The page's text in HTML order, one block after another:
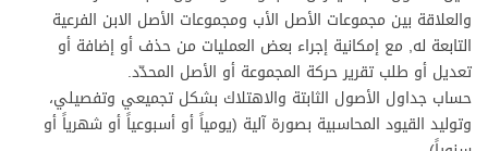
والعلاقة بين مجموعات الأصل الأب ومجموعات الأصل الابن الفرعية
التابعة له, مع إمكانية إجراء بعض العمليات من حذف أو إضافة أو
تعديل أو طلب تقرير حركة المجموعة أو الأصل المحدّد.
حساب جداول الأصول الثابتة والاهتلاك بشكل تجميعي وتفصيلي،
وتوليد القيود المحاسبية بصورة آلية (يومياً أو أسبوعياً أو شهرياً أو